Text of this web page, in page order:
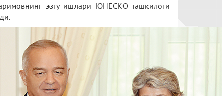
эзгу ишлари ЮНЕСКО ташкилоти